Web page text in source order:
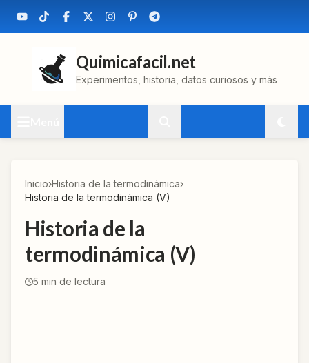
Quimicafacil.net
Experimentos, historia, datos curiosos y más
Inicio›Historia de la termodinámica›
Historia de la termodinámica (V)
Historia de la
termodinámica (V)
5 min de lectura